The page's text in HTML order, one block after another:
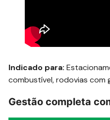
Indicado para:
combustível, rodovias com
Gestão completa